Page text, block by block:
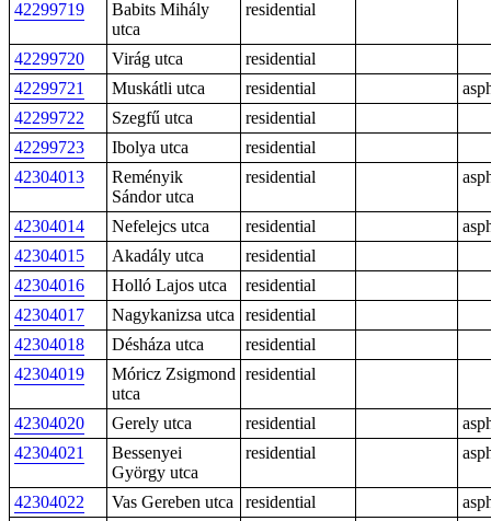
42299719
Babits Mihály
utca
residential
42299720 Virág utca
residential
42299721
Muskátli utca residential
42299722
Szegfű utca
residential
42299723
Ibolya utca
residential
42304013
Reményik
Sándor utca
residential
42304014 Nefelejcs utca residential
42304015
Akadály utca
residential
42304016
Holló Lajos utca
residential
42304017
Nagykanizsa utca
residential
42304018
Désháza utca
residential
42304019
Móricz Zsigmond
utca
residential
42304020 Gerely utca residential
42304021
Bessenyei
György utca
residential
42304022 Vas Gereben utca residential